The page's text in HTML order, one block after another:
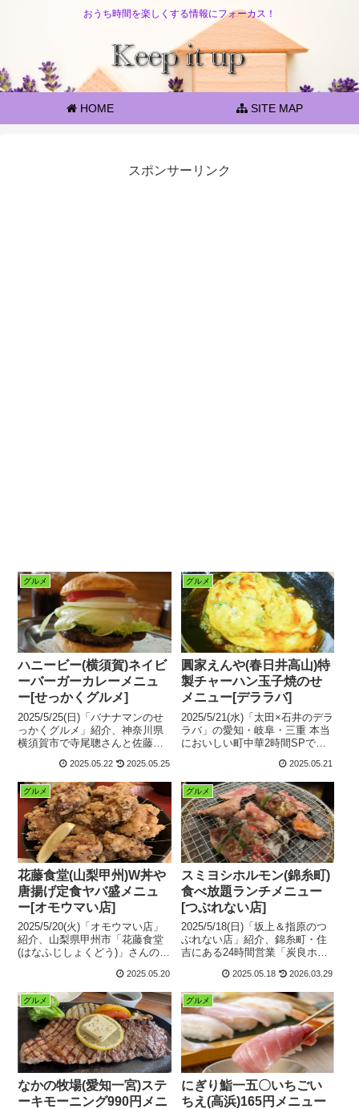
おうち時間を楽しくする情報にフォーカス！
HOME SITE MAP
スポンサーリンク
グルメ
ハニービー(横須賀)ネイビ
ーバーガーカレーメニュ
ー[せっかくグルメ]
2025/5/25(日)「バナナマンのせ
っかくグルメ」紹介、神奈川県
横須賀市で寺尾聰さんと佐藤栞
BEE(ハニービー)」さんの名物㊙
牛肉バーガー「ネイビーバーガ
ー」＆コク旨カレー「海軍カレ
ー」などのメニューと、場所や
営業時間などの店舗情報をまと
めてみました。
2025.05.22 2025.05.25
グルメ
圓家えんや(春日井高山)特
製チャーハン玉子焼のせ
メニュー[デララバ]
2025/5/21(水)「太田×石井のデラ
ラバ」の愛知・岐阜・三重 本当
においしい町中華2時間SPで紹
んの「特製チャーハン」に「玉
子焼き」トッピングの進化系春
日井チャーハンや「ちゃんぽ
ん」「皿うどん」などの絶品町
中華メニューと、場所や営業時
間などの店舗情報をまとめてみ
ました。
2025.05.21
グルメ
花藤食堂(山梨甲州)W丼や
唐揚げ定食ヤバ盛メニュ
ー[オモウマい店]
2025/5/20(火)「オモウマい店」
紹介、山梨県甲州市「花藤食堂
(はなふじしょくどう)」さんの総
合盛り丼「W丼」や唐揚げタワ
ー「からあげ定食」などの定
食、ラーメンとのセットなどの
ヤバ盛&デカ盛り絶品メニュー
と、場所や営業時間などの店舗
をまとめてみました。
2025.05.20
グルメ
スミヨシホルモン(錦糸町)
食べ放題ランチメニュー
[つぶれない店]
2025/5/18(日)「坂上＆指原のつ
ぶれない店」紹介、錦糸町・住
吉にある24時間営業「炭良ホル
「ランチ食べ放題1000円」など
の豊富で24時間オーダーできる
コスパ最強焼肉ランチメニュー
と、場所や営業時間などの店舗
情報をまとめてみました。
2025.05.18 2026.03.29
グルメ
なかの牧場(愛知一宮)ステ
ーキモーニング990円メニ
グルメ
にぎり鮨一五〇いちごい
ちえ(高浜)165円メニュー